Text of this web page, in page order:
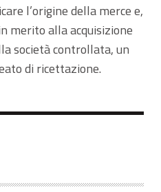
l’origine della merce e,
merito alla acquisizione
società controllata, un
di ricettazione.